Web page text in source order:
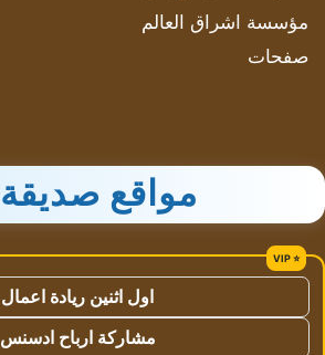
مؤسسة اشراق العالم
صفحات
مواقع صديقة
اول اثنين ريادة اعمال
مشاركة ارباح ادسنس